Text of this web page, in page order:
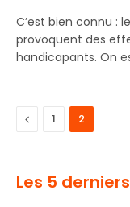
C’est bien connu :
provoquent des
handicapants. On
Previous
1 2
Les 5